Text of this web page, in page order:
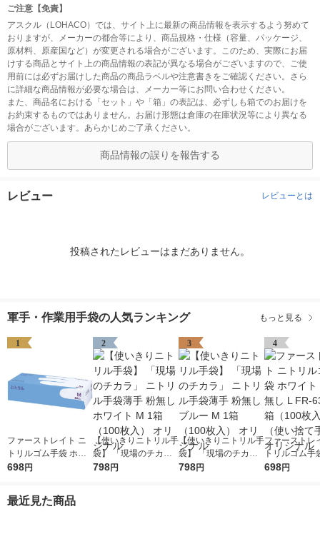
ご注意【免責】
アスクル（LOHACO）では、サイト上に最新の商品情報を表示するよう努めて
おりますが、メーカーの都合等により、商品規格・仕様（容量、パッケージ、
原材料、原産国など）が変更される場合がございます。このため、実際にお届
けする商品とサイト上の商品情報の表記が異なる場合がございますので、ご使
用前には必ずお届けした商品の商品ラベルや注意書きをご確認ください。さら
に詳細な商品情報が必要な場合は、メーカー等にお問い合わせください。
また、商品名における「セット」や「箱」の表記は、必ずしも箱でのお届けを
お約束するものではありません。お届け形態は倉庫の在庫状況等により異なる
場合がございます。あらかじめご了承ください。
商品情報の誤りを報告する
レビュー レビューとは
投稿されたレビューはまだありません。
軍手・作業用手袋の人気ランキング もっと見る
1
ファーストレイト ニ
トリルゴム手袋 ホワ
イト 35粉無し M FR-6
リジナル
698円
2
【使いきりニトリル手
袋】 「現場のチカ
ラ」 ニトリル手袋薄
798円
3
【使いきりニトリル手
袋】 「現場のチカ
ラ」 ニトリル手袋薄
798円
4
ファーストレ
トリルゴム手
イト 35粉無
698円
最近見た商品